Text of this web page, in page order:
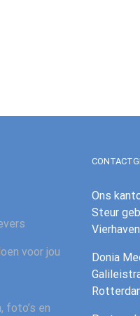
voor jou
foto’s en
Ons
Steur
Donia